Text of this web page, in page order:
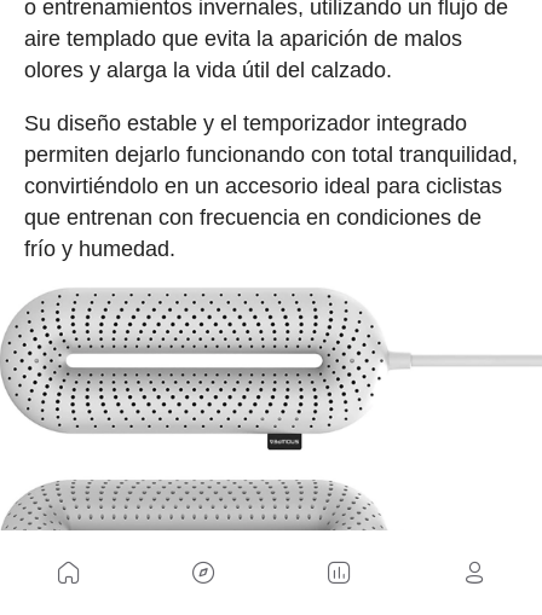
o entrenamientos invernales, utilizando un flujo de
aire templado que evita la aparición de malos
olores y alarga la vida útil del calzado.
Su diseño estable y el temporizador integrado
permiten dejarlo funcionando con total tranquilidad,
convirtiéndolo en un accesorio ideal para ciclistas
que entrenan con frecuencia en condiciones de
frío y humedad.